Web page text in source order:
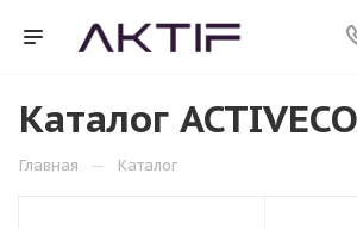
Каталог
Главная — Каталог